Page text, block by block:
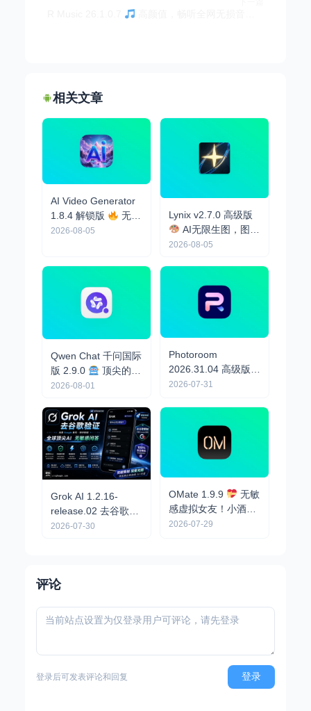
相关文章
AI Video Generator
1.8.4 解锁版
无限
AI视频生成
2026-08-05
Lynix v2.7.0 高级版
AI无限生图，图生
视频
2026-08-05
Qwen Chat 千问国际
版 2.9.0
顶尖的AI
助手，支持AI生图、
2026-08-01
Photoroom
2026.31.04 高级版
法国大厂顶尖AI生
2026-07-31
Grok AI 1.2.16-
release.02 去谷歌验
证 - 无限制问答/全能
2026-07-30
OMate 1.9.9
无敏
感虚拟女友！小酒馆
AI，可自定义角色卡
2026-07-29
评论
登录后可发表评论和回复 登录